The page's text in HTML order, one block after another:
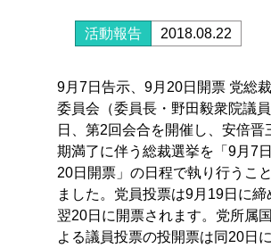
活動報告 2018.08.22
9月7日告示、9月20日開票 党総
委員会（委員長・野田毅衆院議
日、第2回会合を開催し、安倍晋
期満了に伴う総裁選挙を「9月7
20日開票」の日程で執り行うこ
ました。党員投票は9月19日に締
翌20日に開票されます。党所属
よる議員投票の投開票は同20日